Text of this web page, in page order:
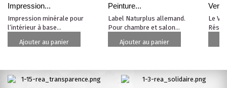
Impression...
Impression minérale pour
l‘intérieur à base...
Ajouter au panier
Peinture...
Label Naturplus allemand.
Pour chambre et salon...
Ajouter au panier
Le